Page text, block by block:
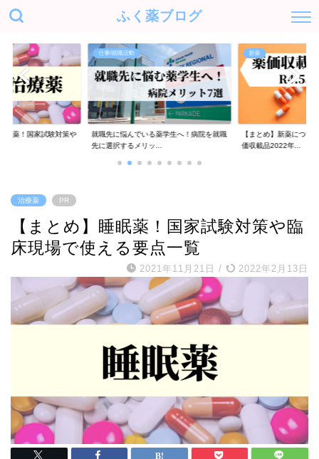
ふく薬ブログ
療薬！国家試験対策や
仕事/就職活動
就職先に悩んでいる薬学生へ！病院を就職
先に選択するメリッ...
新薬
【まとめ】新薬につい
価収載品2022年...
治療薬 PR
【まとめ】睡眠薬！国家試験対策や臨
床現場で使える要点一覧
2021年11月21日 / 2022年2月13日